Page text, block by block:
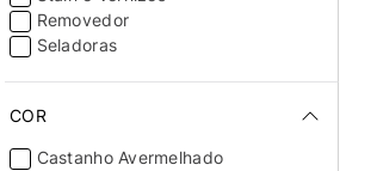
Removedor
Seladoras
COR
Castanho Avermelhado